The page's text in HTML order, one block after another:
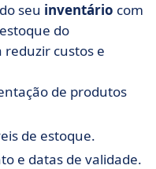
seu inventário com
do
reduzir custos e
de produtos
de estoque.
e datas de validade.